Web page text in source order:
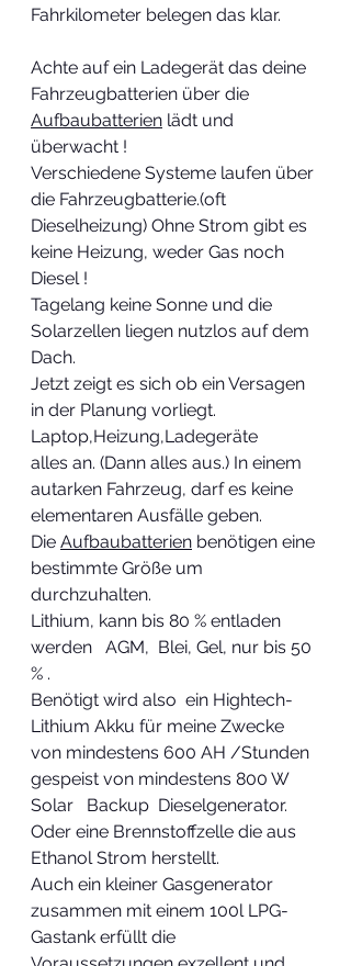
Fahrkilometer belegen das klar.
Achte auf ein Ladegerät das deine
Fahrzeugbatterien über die
Aufbaubatterien lädt und
überwacht !
Verschiedene Systeme laufen über
die Fahrzeugbatterie.(oft
Dieselheizung) Ohne Strom gibt es
keine Heizung, weder Gas noch
Diesel !
Tagelang keine Sonne und die
Solarzellen liegen nutzlos auf dem
Dach.
Jetzt zeigt es sich ob ein Versagen
in der Planung vorliegt.
Laptop,Heizung,Ladegeräte
alles an. (Dann alles aus.) In einem
autarken Fahrzeug, darf es keine
elementaren Ausfälle geben.
Die Aufbaubatterien benötigen eine
bestimmte Größe um
durchzuhalten.
Lithium, kann bis 80 % entladen
werden   AGM,  Blei, Gel, nur bis 50
% .
Benötigt wird also  ein Hightech-
Lithium Akku für meine Zwecke
von mindestens 600 AH /Stunden
gespeist von mindestens 800 W
Solar   Backup  Dieselgenerator.
Oder eine Brennstoffzelle die aus
Ethanol Strom herstellt.
Auch ein kleiner Gasgenerator
zusammen mit einem 100l LPG-
Gastank erfüllt die